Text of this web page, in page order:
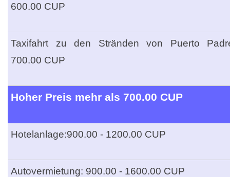
600.00 CUP
Taxifahrt zu den Stränden von Puerto
700.00 CUP
Hoher Preis mehr als 700.00 CUP
Hotelanlage:900.00 - 1200.00 CUP
Autovermietung: 900.00 - 1600.00 CUP